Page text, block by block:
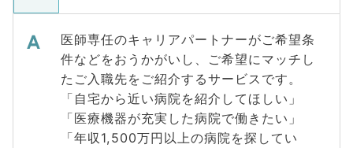
医師専任のキャリアパートナーがご希望条
件などをおうかがいし、ご希望にマッチし
たご入職先をご紹介するサービスです。
「自宅から近い病院を紹介してほしい」
「医療機器が充実した病院で働きたい」
「年収1,500万円以上の病院を探してい